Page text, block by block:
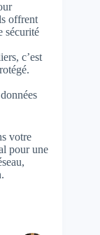
offrent
sécurité
c’est
votre
pour une